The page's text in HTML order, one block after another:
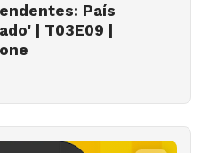
País
| T03E09 |